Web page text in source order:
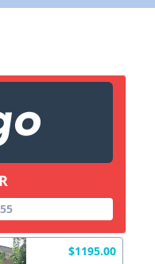
$1195.00
dans courriel)